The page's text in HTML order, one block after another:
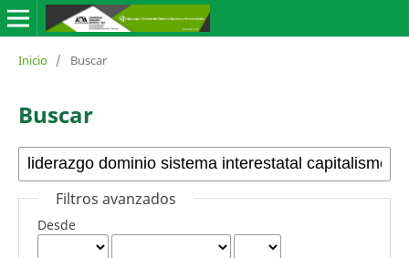
Inicio / Buscar
Buscar
Filtros avanzados
Desde